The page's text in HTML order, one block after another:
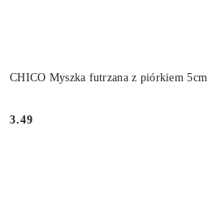
CHICO Myszka futrzana z piórkiem 5cm
Cena:
3.49